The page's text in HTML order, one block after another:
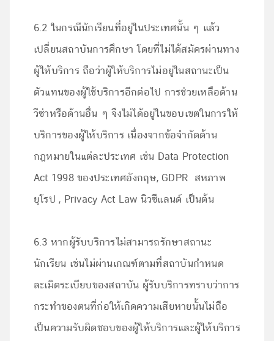
6.2 ในกรณีนักเรียนที่อยู่ในประเทศนั้น ๆ แล้ว
เปลี่ยนสถาบันการศึกษา โดยที่ไม่ได้สมัครผ่านทาง
ผู้ให้บริการ ถือว่าผู้ให้บริการไม่อยู่ในสถานะเป็น
ตัวแทนของผู้ใช้บริการอีกต่อไป การช่วยเหลือด้าน
วีซ่าหรือด้านอื่น ๆ จึงไม่ได้อยู่ในขอบเขตในการให้
บริการของผู้ให้บริการ เนื่องจากข้อจำกัดด้าน
กฎหมายในแต่ละประเทศ เช่น Data Protection
Act 1998 ของประเทศอังกฤษ, GDPR สหภาพ
ยุโรป , Privacy Act Law นิวซีแลนด์ เป็นต้น
6.3 หากผู้รับบริการไม่สามารถรักษาสถานะ
นักเรียน เช่นไม่ผ่านเกณฑ์ตามที่สถาบันกำหนด
ละเมิดระเบียบของสถาบัน ผู้รับบริการทราบว่าการ
กระทำของตนที่ก่อให้เกิดความเสียหายนั้นไม่ถือ
เป็นความรับผิดชอบของผู้ให้บริการและผู้ให้บริการ